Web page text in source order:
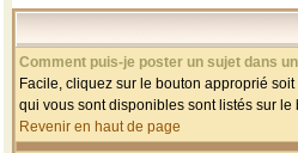
Comment puis-je poster un sujet dans
Facile, cliquez sur le bouton approprié
qui vous sont disponibles sont listés sur
Revenir en haut de page